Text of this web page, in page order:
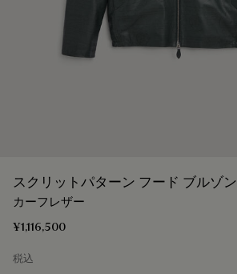
スクリットパターン フード ブルゾン
カーフレザー
¥1,116,500
税込